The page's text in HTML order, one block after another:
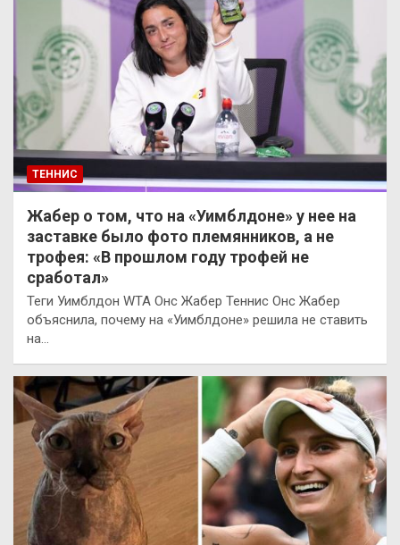
ТЕННИС
Жабер о том, что на «Уимблдоне» у нее на
заставке было фото племянников, а не
трофея: «В прошлом году трофей не
сработал»
Теги Уимблдон WTA Онс Жабер Теннис Онс Жабер
объяснила, почему на «Уимблдоне» решила не ставить
на…